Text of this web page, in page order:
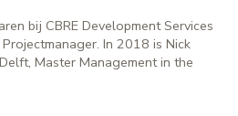
bij CBRE Development Services
In 2018 is Nick
Master Management in the